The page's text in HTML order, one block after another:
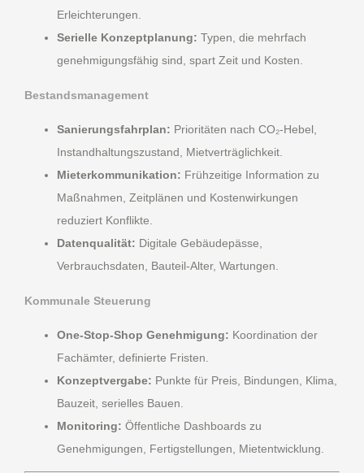
Erleichterungen.
Serielle Konzeptplanung: Typen, die mehrfach
genehmigungsfähig sind, spart Zeit und Kosten.
Bestandsmanagement
Sanierungsfahrplan: Prioritäten nach CO₂-Hebel,
Instandhaltungszustand, Mietverträglichkeit.
Mieterkommunikation: Frühzeitige Information zu
Maßnahmen, Zeitplänen und Kostenwirkungen
reduziert Konflikte.
Datenqualität: Digitale Gebäudepässe,
Verbrauchsdaten, Bauteil-Alter, Wartungen.
Kommunale Steuerung
One-Stop-Shop Genehmigung: Koordination der
Fachämter, definierte Fristen.
Konzeptvergabe: Punkte für Preis, Bindungen, Klima,
Bauzeit, serielles Bauen.
Monitoring: Öffentliche Dashboards zu
Genehmigungen, Fertigstellungen, Mietentwicklung.